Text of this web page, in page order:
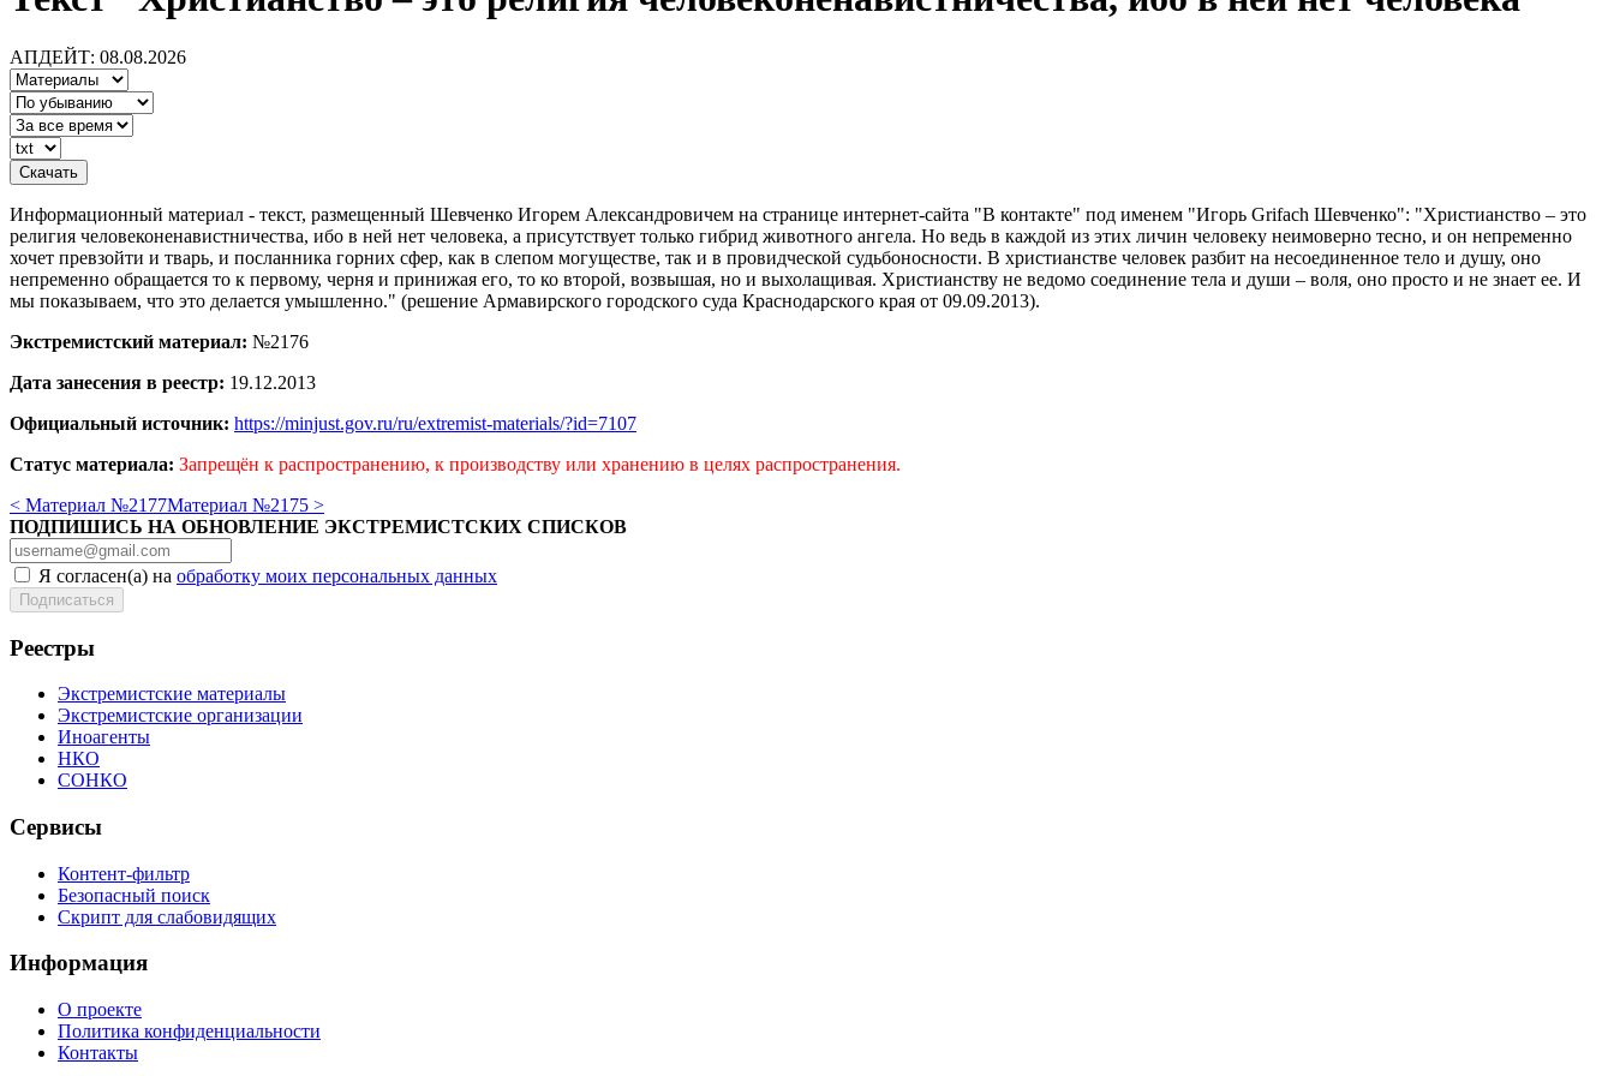
АПДЕЙТ: 08.08.2026
Информационный материал - текст, размещенный Шевченко Игорем Александровичем на странице интернет-сайта "В контакте" под именем "Игорь Grifach Шевченко": "Христианство – это
религия человеконенавистничества, ибо в ней нет человека, а присутствует только гибрид животного ангела. Но ведь в каждой из этих личин человеку неимоверно тесно, и он непременно
хочет превзойти и тварь, и посланника горних сфер, как в слепом могуществе, так и в провидческой судьбоносности. В христианстве человек разбит на несоединенное тело и душу, оно
непременно обращается то к первому, черня и принижая его, то ко второй, возвышая, но и выхолащивая. Христианству не ведомо соединение тела и души – воля, оно просто и не знает ее. И
мы показываем, что это делается умышленно." (решение Армавирского городского суда Краснодарского края от 09.09.2013).
Экстремистский материал: №2176
Дата занесения в реестр: 19.12.2013
Официальный источник: https://minjust.gov.ru/ru/extremist-materials/?id=7107
Статус материала: Запрещён к распространению, к производству или хранению в целях распространения.
< Материал №2177Материал №2175 >
ПОДПИШИСЬ НА ОБНОВЛЕНИЕ ЭКСТРЕМИСТСКИХ СПИСКОВ
Я согласен(а) на обработку моих персональных данных
Реестры
Экстремистские материалы
Экстремистские организации
Иноагенты
НКО
СОНКО
Сервисы
Контент-фильтр
Безопасный поиск
Скрипт для слабовидящих
Информация
О проекте
Политика конфиденциальности
Контакты